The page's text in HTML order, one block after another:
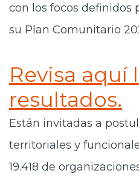
Proveedores
con los focos definidos
su Plan Comunitario
Revisa aquí
resultados.
Están invitadas a
territoriales y
19.418 de